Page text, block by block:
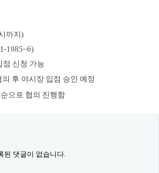
까지)
1985~6)
점 신청 가능
후 야시장 입점 승인 예정
으로 협의 진행함
된 댓글이 없습니다.